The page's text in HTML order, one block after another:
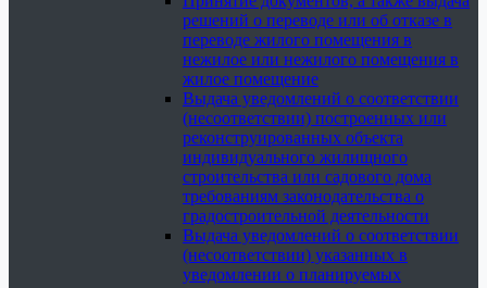
решений о переводе или об отказе в
переводе жилого помещения в
нежилое или нежилого помещения в
жилое помещение
Выдача уведомлений о соответствии
(несоответствии) построенных или
реконструированных объекта
индивидуального жилищного
строительства или садового дома
требованиям законодательства о
градостроительной деятельности
Выдача уведомлений о соответствии
(несоответствии) указанных в
уведомлении о планируемых